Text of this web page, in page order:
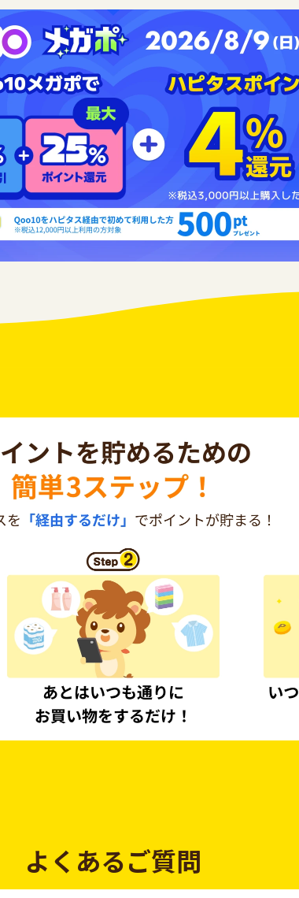
よくあるご質問